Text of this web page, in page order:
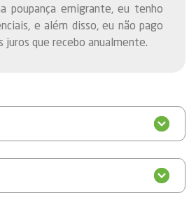
poupança emigrante, eu tenho
e além disso, eu não pago
juros que recebo anualmente.